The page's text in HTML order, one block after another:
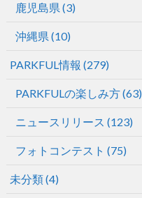
鹿児島県 (3)
沖縄県 (10)
PARKFUL情報 (279)
PARKFULの楽しみ方(63)
ニュースリリース (123)
フォトコンテスト (75)
未分類(4)